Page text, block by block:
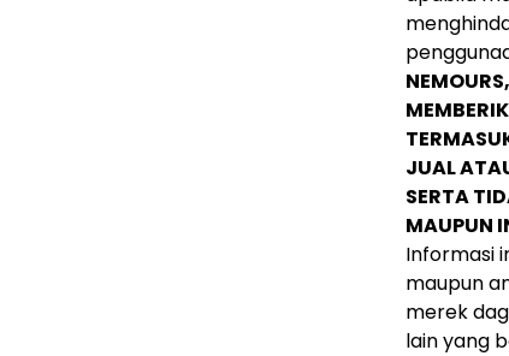
JUAL
SERTA
MAUPUN
Informasi
maupun
merek
lain yang